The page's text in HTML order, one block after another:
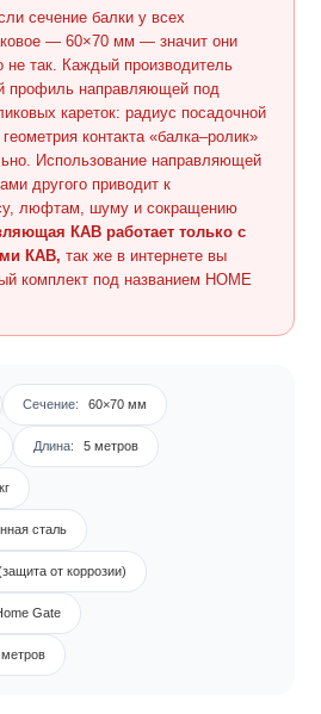
сечение балки у всех
— 60×70 мм — значит они
так. Каждый производитель
профиль направляющей под
кареток: радиус посадочной
контакта «балка–ролик»
Использование направляющей
другого приводит к
люфтам, шуму и сокращению
КАВ работает только с
КАВ, так же в интернете вы
комплект под названием HOME
Сечение: 60×70 мм
Длина: 5 метров
сталь
от коррозии)
Gate